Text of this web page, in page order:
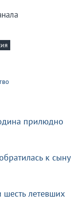
прилюдно
к сыну
летевших